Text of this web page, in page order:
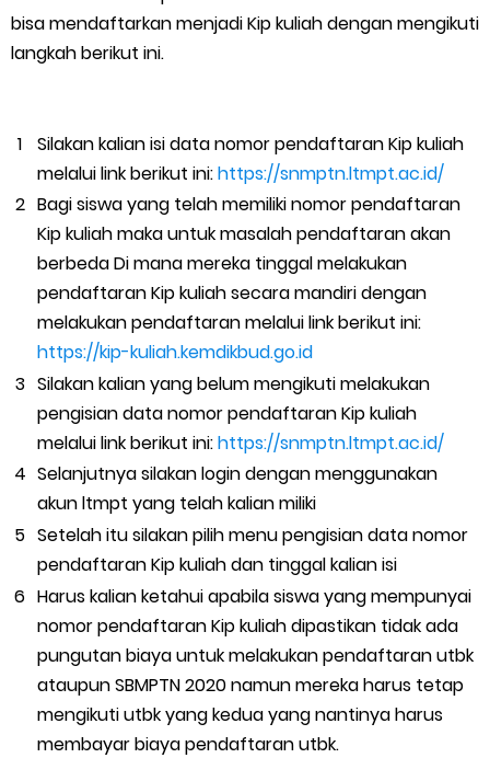
bisa mendaftarkan menjadi Kip kuliah dengan mengikuti
langkah berikut ini.
Silakan kalian isi data nomor pendaftaran Kip kuliah
melalui link berikut ini:https://snmptn.ltmpt.ac.id/
Bagi siswa yang telah memiliki nomor pendaftaran
Kip kuliah maka untuk masalah pendaftaran akan
berbeda Di mana mereka tinggal melakukan
pendaftaran Kip kuliah secara mandiri dengan
melakukan pendaftaran melalui link berikut ini:
https://kip-kuliah.kemdikbud.go.id
Silakan kalian yang belum mengikuti melakukan
pengisian data nomor pendaftaran Kip kuliah
melalui link berikut ini:https://snmptn.ltmpt.ac.id/
Selanjutnya silakan login dengan menggunakan
akun ltmpt yang telah kalian miliki
Setelah itu silakan pilih menu pengisian data nomor
pendaftaran Kip kuliah dan tinggal kalian isi
Harus kalian ketahui apabila siswa yang mempunyai
nomor pendaftaran Kip kuliah dipastikan tidak ada
pungutan biaya untuk melakukan pendaftaran utbk
ataupun SBMPTN 2020 namun mereka harus tetap
mengikuti utbk yang kedua yang nantinya harus
membayar biaya pendaftaran utbk.